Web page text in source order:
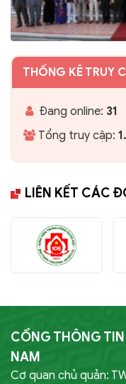
THỐNG KÊ TRUY
Đang online: 31
Tổng truy cập:
LIÊN KẾT CÁC
CỔNG THÔNG
NAM
Cơ quan chủ quản: